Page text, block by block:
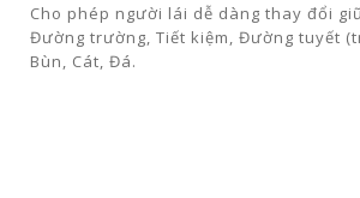
Cho phép người lái dễ dàng thay đổi
Đường trường, Tiết kiệm, Đường tuyết
Bùn, Cát, Đá.​